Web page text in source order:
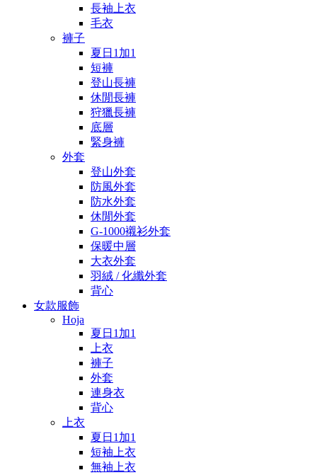
長袖上衣
毛衣
褲子
夏日1加1
短褲
登山長褲
休閒長褲
狩獵長褲
底層
緊身褲
外套
登山外套
防風外套
防水外套
休閒外套
G-1000襯衫外套
保暖中層
大衣外套
羽絨 / 化纖外套
背心
女款服飾
Hoja
夏日1加1
上衣
褲子
外套
連身衣
背心
上衣
夏日1加1
短袖上衣
無袖上衣